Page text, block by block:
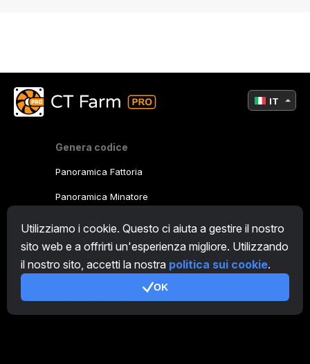
Utilizziamo i cookie. Questo ci aiuta a gestire il nostro
sito web e a offrirti un'esperienza migliore. Utilizzando
il nostro sito, accetti la nostra politica sui cookie.
OK
Genera codice
Panoramica Fattoria
Panoramica Minatore
CryptoTab
Programma Affiliato
Condizioni d'uso
IT